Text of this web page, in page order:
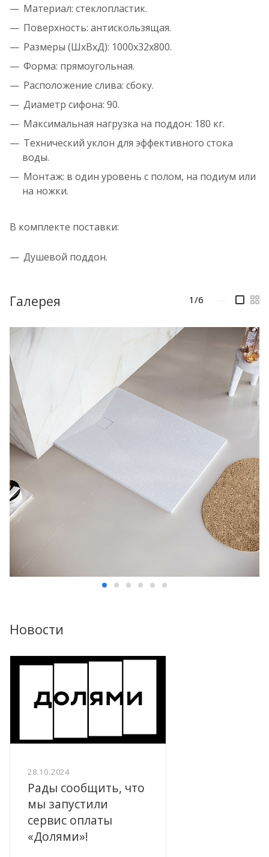
Материал: стеклопластик.
Поверхность: антискользящая.
Размеры (ШхВхД): 1000x32x800.
Форма: прямоугольная.
Расположение слива: сбоку.
Диаметр сифона: 90.
Максимальная нагрузка на поддон: 180 кг.
Технический уклон для эффективного стока
воды.
Монтаж: в один уровень с полом, на подиум или
на ножки.
В комплекте поставки:
Душевой поддон.
Галерея 1/6
Новости
28.10.2024
Рады сообщить, что
мы запустили
сервис оплаты
«Долями»!